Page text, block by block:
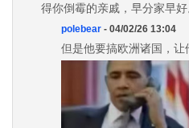
得你倒霉的亲戚，早分家早好
polebear - 04/02/26 13:04
但是他要搞欧洲诸国，